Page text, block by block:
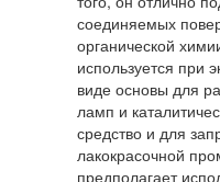
соединяемых
органической
используется при
виде основы для
ламп и
средство и для
лакокрасочной
предполагает